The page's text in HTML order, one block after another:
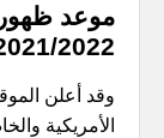
موعد ظهور
2022
وقد أعلن
الأمريكية